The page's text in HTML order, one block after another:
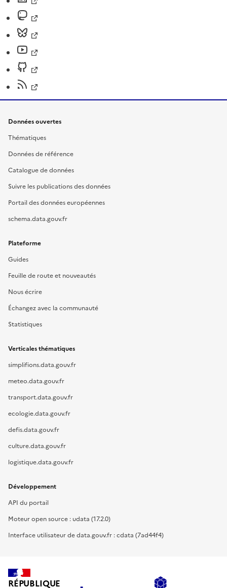
Données ouvertes
Thématiques
Données de référence
Catalogue de données
Suivre les publications des données
Portail des données européennes
schema.data.gouv.fr
Plateforme
Guides
Feuille de route et nouveautés
Nous écrire
Échangez avec la communauté
Statistiques
Verticales thématiques
simplifions.data.gouv.fr
meteo.data.gouv.fr
transport.data.gouv.fr
ecologie.data.gouv.fr
defis.data.gouv.fr
culture.data.gouv.fr
logistique.data.gouv.fr
Développement
API du portail
Moteur open source : udata (17.2.0)
Interface utilisateur de data.gouv.fr : cdata (7ad44f4)
RÉPUBLIQUE